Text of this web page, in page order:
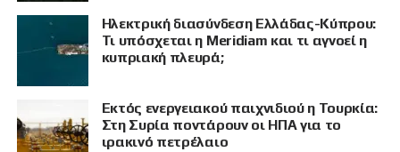
Ηλεκτρική διασύνδεση Ελλάδας-Κύπρου:
Τι υπόσχεται η Meridiam και τι αγνοεί η
κυπριακή πλευρά;
Εκτός ενεργειακού παιχνιδιού η Τουρκία:
Στη Συρία ποντάρουν οι ΗΠΑ για το
ιρακινό πετρέλαιο